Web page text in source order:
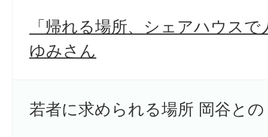
「帰れる場所、シェアハウス
ゆみさん
若者に求められる場所 岡谷と